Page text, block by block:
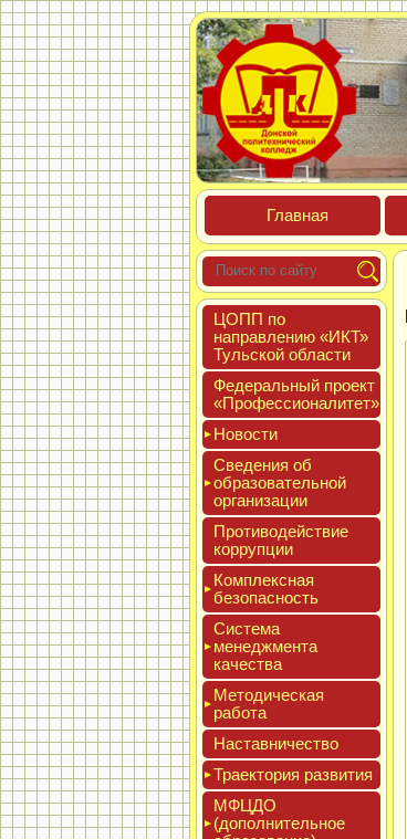
Глав­ная
ЦОПП по
нап­равле­нию «ИКТ»
Туль­ской об­ласти
Феде­раль­ный про­ект
«Про­фес­си­она­литет»
Новос­ти
Све­дения об
об­ра­зова­тель­ной
ор­га­низа­ции
Про­тиво­дей­ствие
кор­рупции
Ком­плексная
бе­зопас­ность
Сис­те­ма
ме­нед­жмен­та
ка­чес­тва
Мето­дичес­кая
ра­бота
Нас­тавни­чес­тво
Тра­ек­то­рия раз­ви­тия
МФЦДО
(до­пол­ни­тель­ное